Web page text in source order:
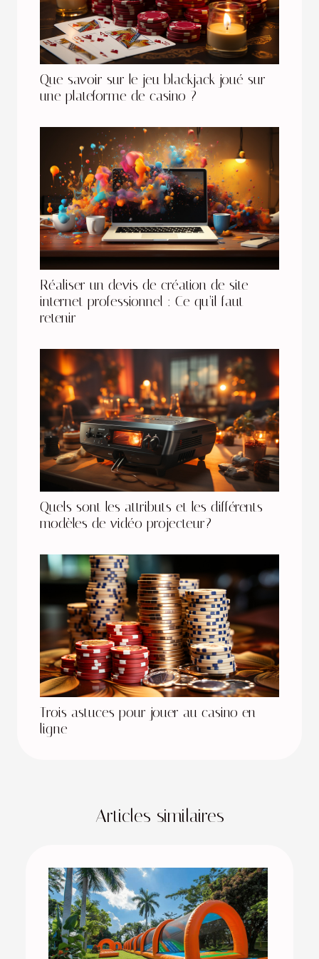
Que savoir sur le jeu blackjack joué sur
une plateforme de casino ?
Réaliser un devis de création de site
internet professionnel : Ce qu’il faut
retenir
Quels sont les attributs et les différents
modèles de vidéo projecteur?
Trois astuces pour jouer au casino en
ligne
Articles similaires